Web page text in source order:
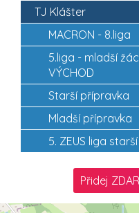
TJ Klášter
MACRON - 8.liga
5.liga - mladší
VÝCHOD
Starší přípravka
Mladší přípravka
5. ZEUS liga
Přidej